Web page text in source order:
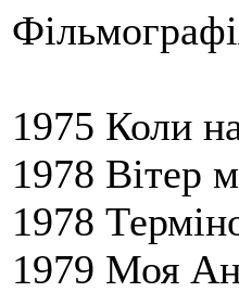
1975 Коли
1978 Вітер
1978
1979 Моя